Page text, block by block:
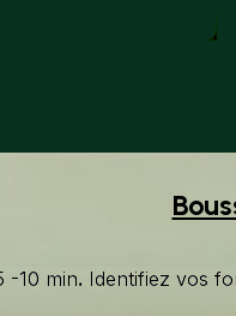
-10 min. Identifiez vos